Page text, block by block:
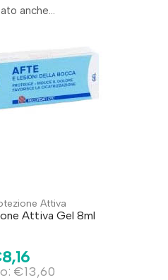
anche...
Attiva
Attiva Gel 8ml
€13,60